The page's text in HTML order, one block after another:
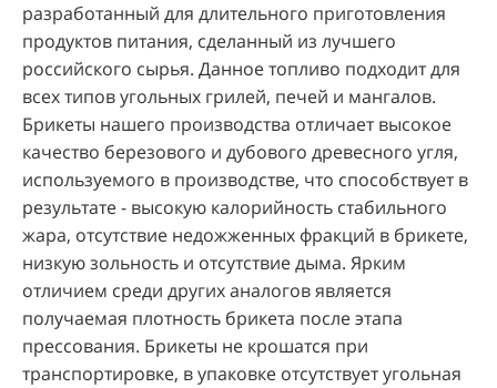
разработанный для длительного приготовления
продуктов питания, сделанный из лучшего
российского сырья. Данное топливо подходит для
всех типов угольных грилей, печей и мангалов.
Брикеты нашего производства отличает высокое
качество березового и дубового древесного угля,
используемого в производстве, что способствует в
результате - высокую калорийность стабильного
жара, отсутствие недожженных фракций в брикете,
низкую зольность и отсутствие дыма. Ярким
отличием среди других аналогов является
получаемая плотность брикета после этапа
прессования. Брикеты не крошатся при
транспортировке, в упаковке отсутствует угольная